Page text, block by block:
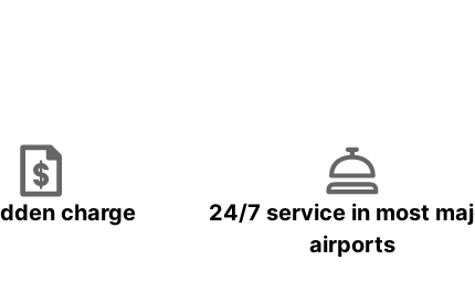
charge
24/7 service in most
airports